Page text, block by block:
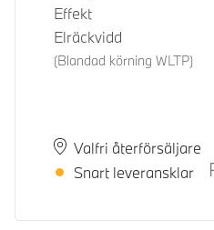
Effekt
Elräckvidd
(Blandad körning WLTP)
PlatsValfri återförsäljare
Leveranstid
Snart leveransklar